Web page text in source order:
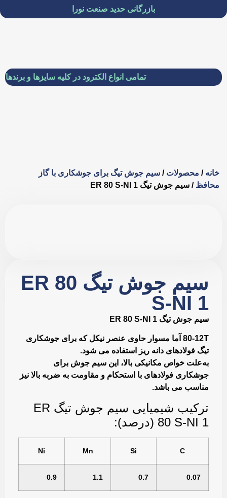
بازرگانی حدید صنعت نورا
تمامی انواع الکترود در کلیه سایزها و برندها
خانه / محصولات / سیم جوش تیگ برای جوشکاری با گاز
محافظ / سیم جوش تیگ ER 80 S-NI 1
سیم جوش تیگ ER 80
S-NI 1
سیم جوش تیگ ER 80 S-NI 1
80-12T آما مسوار حاوی عنصر نيكل كه برای جوشكاری
تيگ فولادهای دانه ریز استفاده می شود.
به‌علت خواص مكانيكی بالا، اين سيم جوش برای
جوشكاری فولادهای با استحكام و مقاومت به ضربه بالا نيز
مناسب می باشد.
تركيب شيميايی سیم جوش تیگ ER
80 S-NI 1 (درصد):
C
Si
Mn
Ni
0.07
0.7
1.1
0.9